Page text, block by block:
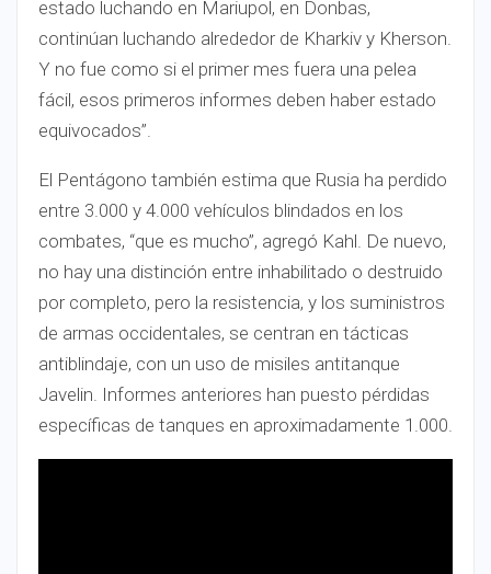
estado luchando en Mariupol, en Donbas,
continúan luchando alrededor de Kharkiv y Kherson.
Y no fue como si el primer mes fuera una pelea
fácil, esos primeros informes deben haber estado
equivocados”.
El Pentágono también estima que Rusia ha perdido
entre 3.000 y 4.000 vehículos blindados en los
combates, “que es mucho”, agregó Kahl. De nuevo,
no hay una distinción entre inhabilitado o destruido
por completo, pero la resistencia, y los suministros
de armas occidentales, se centran en tácticas
antiblindaje, con un uso de misiles antitanque
Javelin. Informes anteriores han puesto pérdidas
específicas de tanques en aproximadamente 1.000.